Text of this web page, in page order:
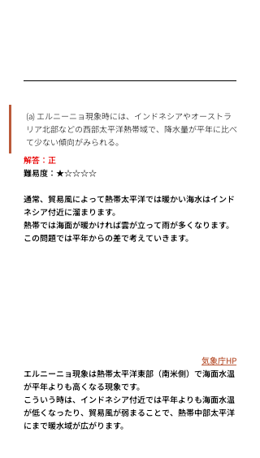
(a) エルニーニョ現象時には、インドネシアやオーストラ
リア北部などの西部太平洋熱帯域で、降水量が平年に比べ
て少ない傾向がみられる。
解答：正
難易度：★☆☆☆☆
通常、貿易風によって熱帯太平洋では暖かい海水はインド
ネシア付近に溜まります。
熱帯では海面が暖かければ雲が立って雨が多くなります。
この問題では平年からの差で考えていきます。
気象庁HP
エルニーニョ現象は熱帯太平洋東部（南米側）で海面水温
が平年よりも高くなる現象です。
こういう時は、インドネシア付近では平年よりも海面水温
が低くなったり、貿易風が弱まることで、熱帯中部太平洋
にまで暖水域が広がります。